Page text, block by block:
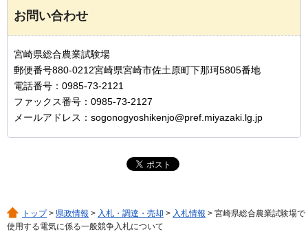
お問い合わせ
宮崎県総合農業試験場
郵便番号880-0212宮崎県宮崎市佐土原町下那珂5805番地
電話番号：0985-73-2121
ファックス番号：0985-73-2127
メールアドレス：sogonogyoshikenjo@pref.miyazaki.lg.jp
トップ> 県政情報 > 入札・調達・売却 > 入札情報 > 宮崎県総合農業試験場で
使用する電気に係る一般競争入札について